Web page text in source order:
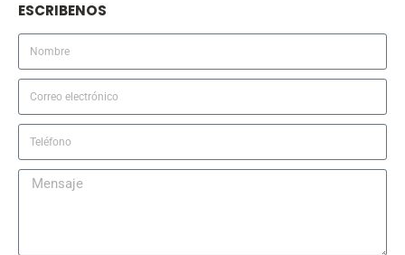
ESCRIBENOS